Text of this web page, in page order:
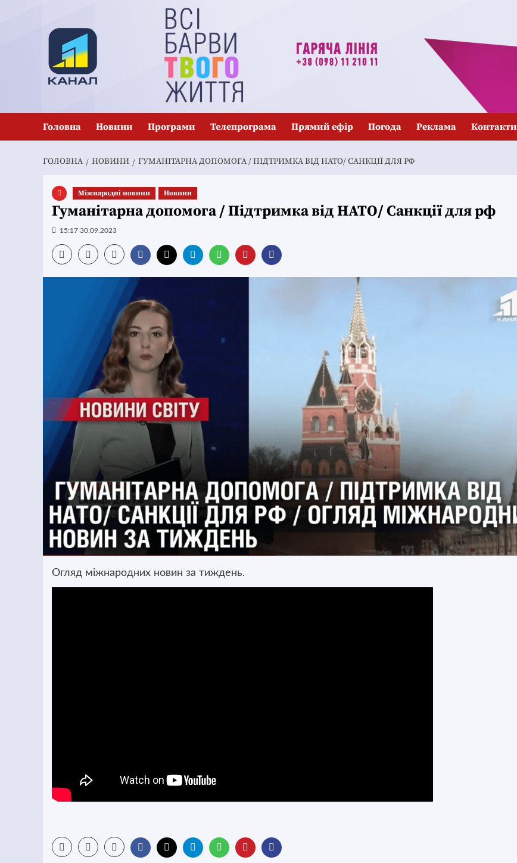
Головна Новини Програми Телепрограма Прямий ефір Погода Реклама Контакти
ГОЛОВНА НОВИНИ ГУМАНІТАРНА ДОПОМОГА / ПІДТРИМКА ВІД НАТО/ САНКЦІЇ ДЛЯ РФ
Міжнародні новини Новини
Гуманітарна допомога / Підтримка від НАТО/ Санкції для рф
15:17 30.09.2023
Огляд міжнародних новин за тиждень.